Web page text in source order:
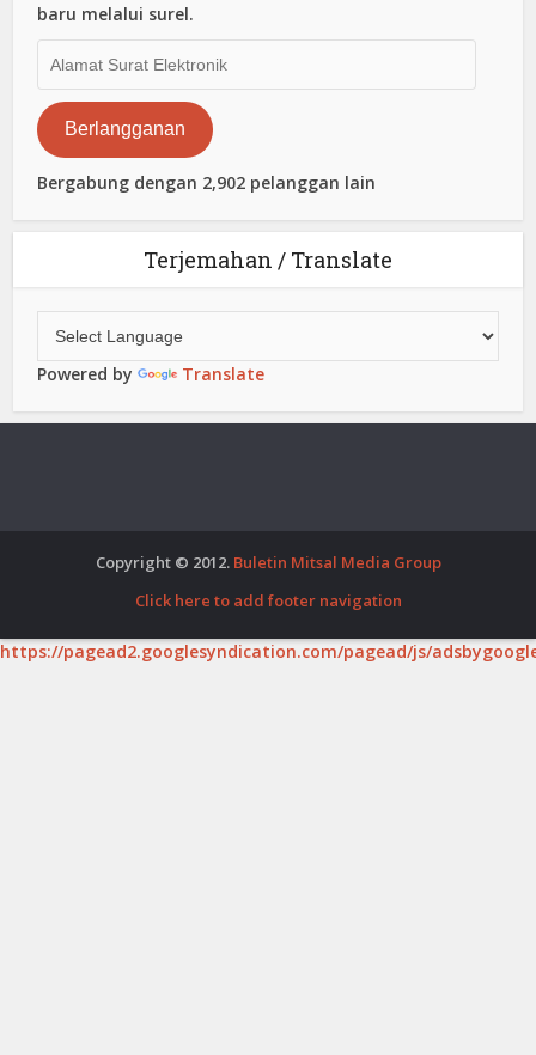
baru melalui surel.
Surat
Elektronik
Berlangganan
Bergabung dengan 2,902 pelanggan lain
Terjemahan / Translate
Powered by Translate
Copyright © 2012. Buletin Mitsal Media Group
Click here to add footer navigation
https://pagead2.googlesyndication.com/pagead/js/